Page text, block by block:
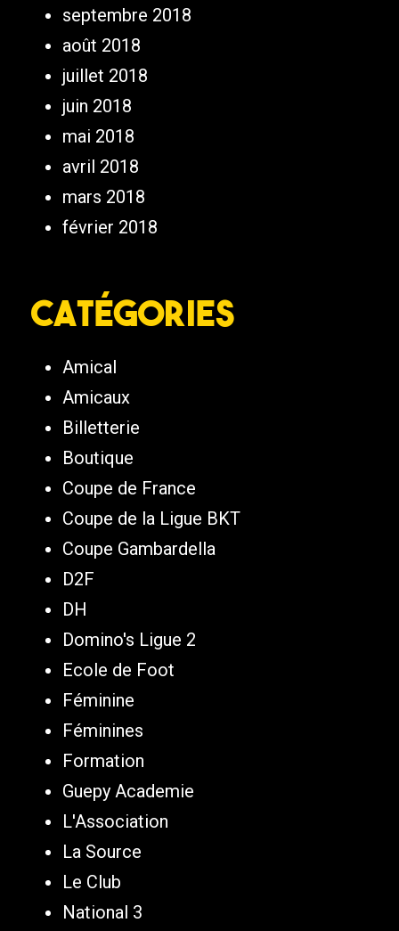
septembre 2018
août 2018
juillet 2018
juin 2018
mai 2018
avril 2018
mars 2018
février 2018
Catégories
Amical
Amicaux
Billetterie
Boutique
Coupe de France
Coupe de la Ligue BKT
Coupe Gambardella
D2F
DH
Domino's Ligue 2
Ecole de Foot
Féminine
Féminines
Formation
Guepy Academie
L'Association
La Source
Le Club
National 3